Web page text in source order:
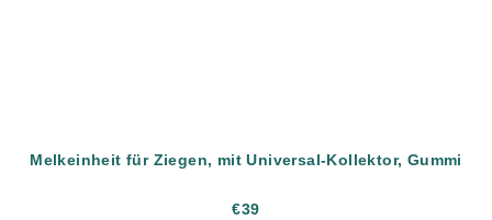
Melkeinheit für Ziegen, mit Universal-Kollektor, Gummi
€39